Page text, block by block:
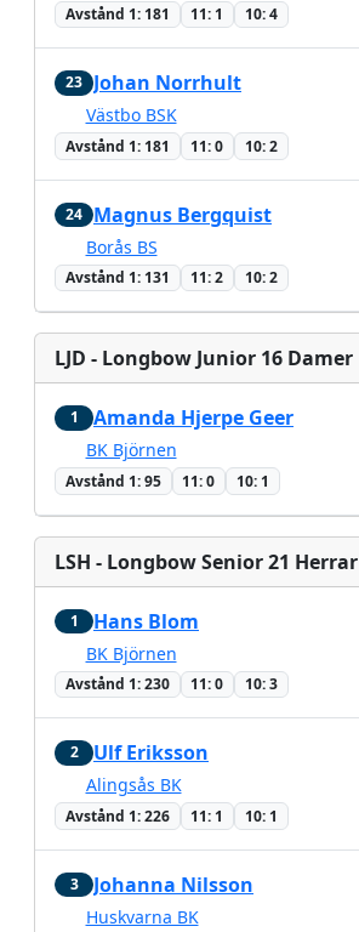
Avstånd 1: 181 11: 1 10: 4
23 Johan Norrhult
Västbo BSK
Avstånd 1: 181 11: 0 10: 2
24 Magnus Bergquist
Borås BS
Avstånd 1: 131 11: 2 10: 2
LJD - Longbow Junior 16 Damer
1 Amanda Hjerpe Geer
BK Björnen
Avstånd 1: 95 11: 0 10: 1
LSH - Longbow Senior 21 Herrar
1 Hans Blom
BK Björnen
Avstånd 1: 230 11: 0 10: 3
2 Ulf Eriksson
Alingsås BK
Avstånd 1: 226 11: 1 10: 1
3 Johanna Nilsson
Huskvarna BK